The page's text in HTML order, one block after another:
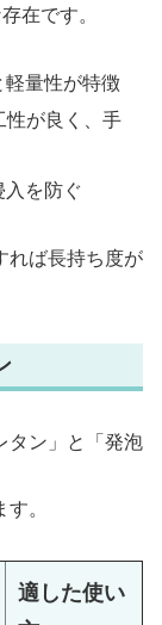
在です。
軽量性が特徴
性が良く、手
入を防ぐ
れば長持ち度が
タン」と「発泡
。
適した使い